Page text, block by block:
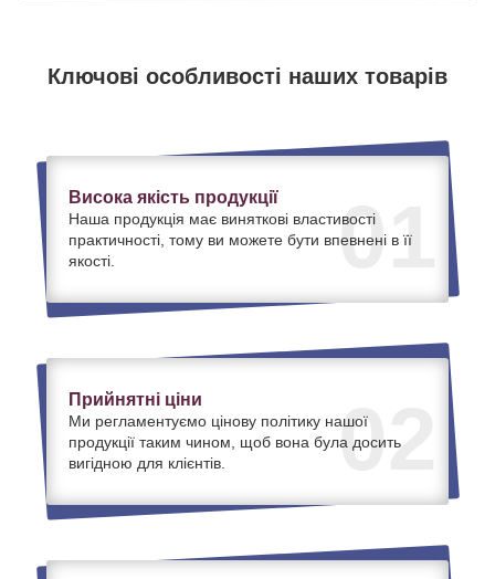
Ключові особливості наших товарів
01
Висока якість продукції
Наша продукція має виняткові властивості
практичності, тому ви можете бути впевнені в її
якості.
02
Прийнятні ціни
Ми регламентуємо цінову політику нашої
продукції таким чином, щоб вона була досить
вигідною для клієнтів.